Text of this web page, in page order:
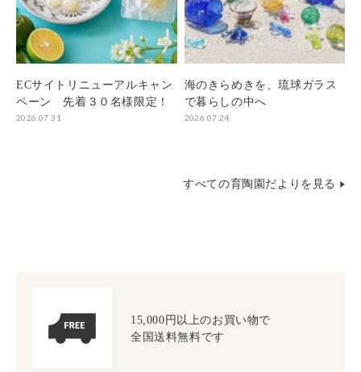
ECサイトリニューアルキャン
ペーン 先着３０名様限定！
2026.07.31
海のきらめきを、琉球ガラス
で暮らしの中へ
2026.07.24
すべての育陶園だよりを見る
15,000円以上のお買い物で
全国送料無料です